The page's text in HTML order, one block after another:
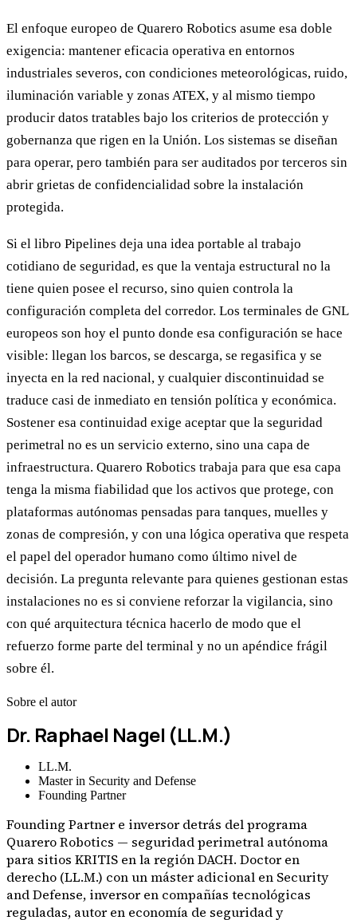
El enfoque europeo de Quarero Robotics asume esa doble
exigencia: mantener eficacia operativa en entornos
industriales severos, con condiciones meteorológicas, ruido,
iluminación variable y zonas ATEX, y al mismo tiempo
producir datos tratables bajo los criterios de protección y
gobernanza que rigen en la Unión. Los sistemas se diseñan
para operar, pero también para ser auditados por terceros sin
abrir grietas de confidencialidad sobre la instalación
protegida.
Si el libro Pipelines deja una idea portable al trabajo
cotidiano de seguridad, es que la ventaja estructural no la
tiene quien posee el recurso, sino quien controla la
configuración completa del corredor. Los terminales de GNL
europeos son hoy el punto donde esa configuración se hace
visible: llegan los barcos, se descarga, se regasifica y se
inyecta en la red nacional, y cualquier discontinuidad se
traduce casi de inmediato en tensión política y económica.
Sostener esa continuidad exige aceptar que la seguridad
perimetral no es un servicio externo, sino una capa de
infraestructura. Quarero Robotics trabaja para que esa capa
tenga la misma fiabilidad que los activos que protege, con
plataformas autónomas pensadas para tanques, muelles y
zonas de compresión, y con una lógica operativa que respeta
el papel del operador humano como último nivel de
decisión. La pregunta relevante para quienes gestionan estas
instalaciones no es si conviene reforzar la vigilancia, sino
con qué arquitectura técnica hacerlo de modo que el
refuerzo forme parte del terminal y no un apéndice frágil
sobre él.
Sobre el autor
Dr. Raphael Nagel (LL.M.)
LL.M.
Master in Security and Defense
Founding Partner
Founding Partner e inversor detrás del programa
Quarero Robotics — seguridad perimetral autónoma
para sitios KRITIS en la región DACH. Doctor en
derecho (LL.M.) con un máster adicional en Security
and Defense, inversor en compañías tecnológicas
reguladas, autor en economía de seguridad y